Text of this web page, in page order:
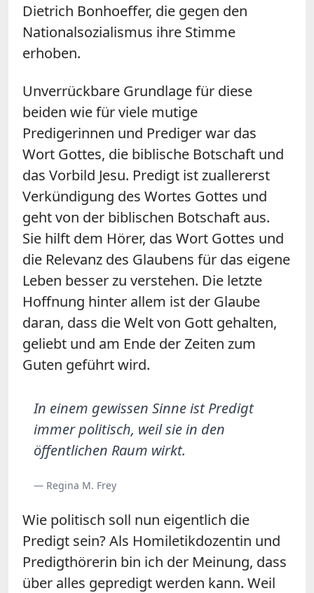
Dietrich Bonhoeffer, die gegen den
Nationalsozialismus ihre Stimme
erhoben.
Unverrückbare Grundlage für diese
beiden wie für viele mutige
Predigerinnen und Prediger war das
Wort Gottes, die biblische Botschaft und
das Vorbild Jesu. Predigt ist zuallererst
Verkündigung des Wortes Gottes und
geht von der biblischen Botschaft aus.
Sie hilft dem Hörer, das Wort Gottes und
die Relevanz des Glaubens für das eigene
Leben besser zu verstehen. Die letzte
Hoffnung hinter allem ist der Glaube
daran, dass die Welt von Gott gehalten,
geliebt und am Ende der Zeiten zum
Guten geführt wird.
In einem gewissen Sinne ist Predigt
immer politisch, weil sie in den
öffentlichen Raum wirkt.
— Regina M. Frey
Wie politisch soll nun eigentlich die
Predigt sein? Als Homiletikdozentin und
Predigthörerin bin ich der Meinung, dass
über alles gepredigt werden kann. Weil